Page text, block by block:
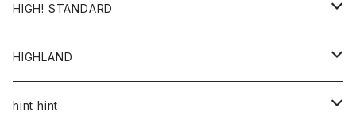
帽子
HIGH! STANDARD
アウター
ジャケット
トップス
HIGHLAND
帽子
hint hint